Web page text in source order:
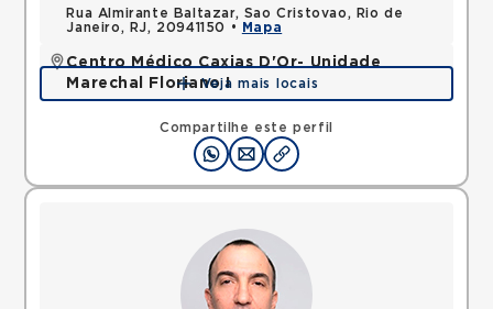
Compartilhe este perfil
Rua Almirante Baltazar, Sao Cristovao, Rio de
Janeiro, RJ, 20941150 •
Mapa
Centro Médico Caxias D'Or- Unidade
Marechal Floriano I
Avenida Perimetral Marechal Floriano, Jardim Vinte
e Cinco de Agosto, Duque de Caxias, RJ,
25075025 •Mapa
Veja mais locais